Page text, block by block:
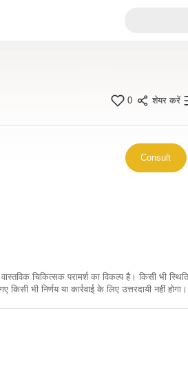
0 शेयर करें
Consult
चिकित्सक परामर्श का विकल्प है। किसी भी
भी निर्णय या कार्रवाई के लिए उत्तरदायी नहीं होगा।